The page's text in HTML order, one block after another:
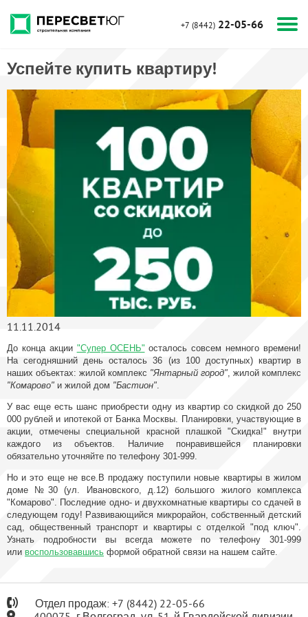
+7 (8442) 22-05-66
Успейте купить квартиру!
11.11.2014
До конца акции "Супер ОСЕНЬ" осталось совсем немного времени!
На сегодняшний день осталось 36 (из 100 доступных) квартир в
наших объектах: жилой комплекс "Янтарный город", жилой комплекс
"Комарово" и жилой дом "Бастион".
У вас еще есть шанс приобрести одну из квартир со скидкой до 250
000 рублей и ипотекой от Банка Москвы. Планировки, участвующие в
акции, отмечены специальной красной плашкой "Скидка!" внутри
каждого из объектов. Наличие понравившейся планировки
обязательно уточняйте по телефону 301-999.
Но и это еще не все.В продажу поступили новые квартиры в жилом
доме №30 (ул. Ивановского, д.12) большого жилого комплекса
"Комарово". Последние одно- и двухкомнатные квартиры со сдачей в
следующем году! Развивающийся микрорайон, собственный детский
сад, общественный транспорт и квартиры с отделкой "под ключ".
Узнать подробности вы всегда можете по телефону 301-999
или воспользовавшись формой обратной связи на нашем сайте.
Отдел продаж: +7 (8442) 22-05-66